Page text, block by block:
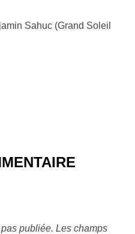
Sahuc (Grand Soleil
publiée. Les champs